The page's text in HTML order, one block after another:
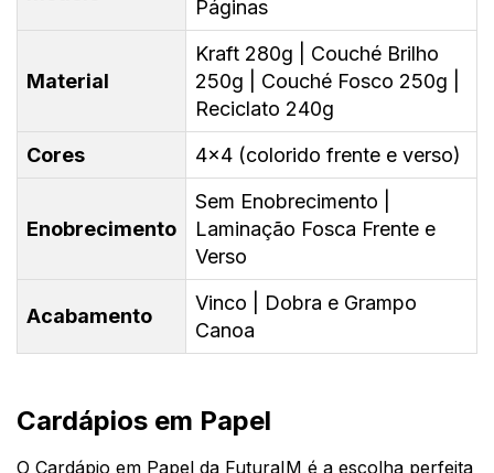
Páginas
Material
Kraft 280g | Couché Brilho
250g | Couché Fosco 250g |
Reciclato 240g
Cores
4x4 (colorido frente e verso)
Enobrecimento
Sem Enobrecimento |
Laminação Fosca Frente e
Verso
Acabamento
Vinco | Dobra e Grampo
Canoa
Cardápios em Papel
O Cardápio em Papel da FuturaIM é a escolha perfeita